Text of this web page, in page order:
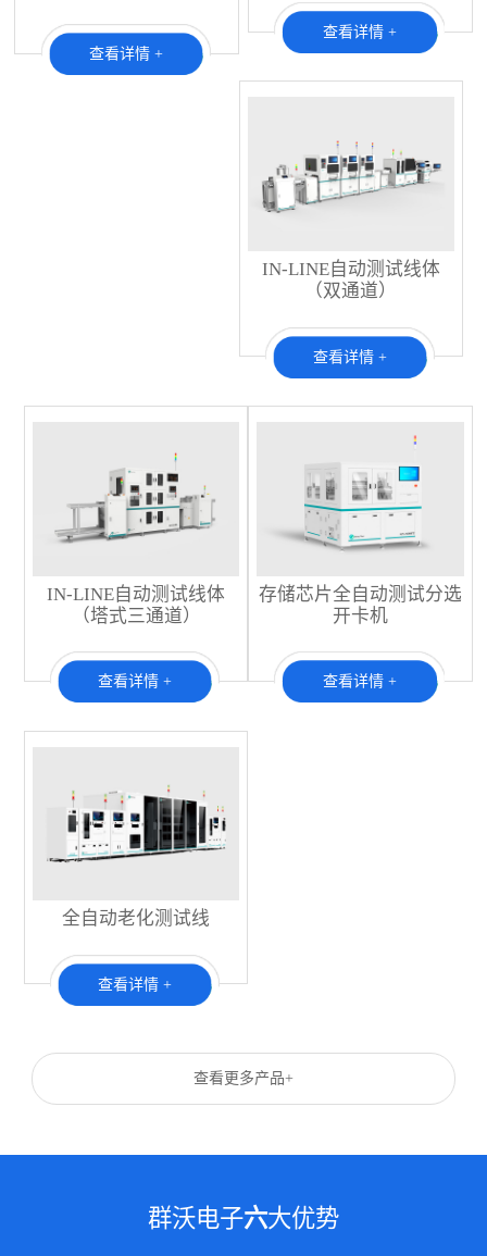
查看详情 +
查看详情 +
IN-LINE自动测试线体
（双通道）
查看详情 +
IN-LINE自动测试线体
（塔式三通道）
查看详情 +
存储芯片全自动测试分选
开卡机
查看详情 +
全自动老化测试线
查看详情 +
查看更多产品+
群沃电子六大优势